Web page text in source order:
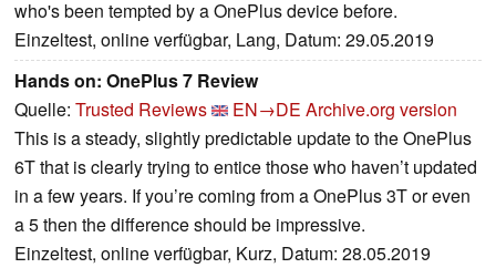
who's been tempted by a OnePlus device before.
Einzeltest, online verfügbar, Lang, Datum: 29.05.2019
Hands on: OnePlus 7 Review
Quelle: Trusted Reviews EN→DE Archive.org version
This is a steady, slightly predictable update to the OnePlus
6T that is clearly trying to entice those who haven’t updated
in a few years. If you’re coming from a OnePlus 3T or even
a 5 then the difference should be impressive.
Einzeltest, online verfügbar, Kurz, Datum: 28.05.2019